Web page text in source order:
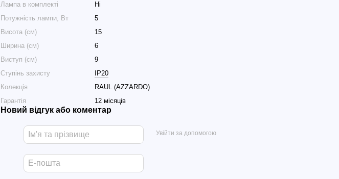
Лампа в комплекті
Ні
Потужність лампи, Вт
5
Висота (см)
15
Ширина (см)
6
Виступ (см)
9
Ступінь захисту
IP20
Колекція
RAUL (AZZARDO)
Гарантія
12 місяців
Новий відгук або коментар
Увійти за допомогою